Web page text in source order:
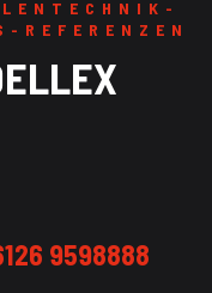
REFERENZEN
9598888